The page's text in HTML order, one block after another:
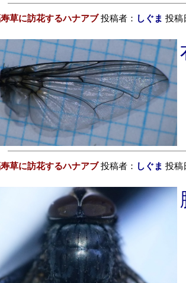
草に訪花するハナアブ投稿者： しぐま 投稿
草に訪花するハナアブ投稿者： しぐま 投稿